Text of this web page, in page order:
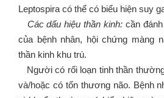
Leptospira có thể có biểu hiện suy
Các dấu hiệu thần kinh: cần
của bệnh nhân, hội chứng màng
thần kinh khu trú.
Người có rối loạn tinh thần
và/hoặc có tổn thương não. Bệnh